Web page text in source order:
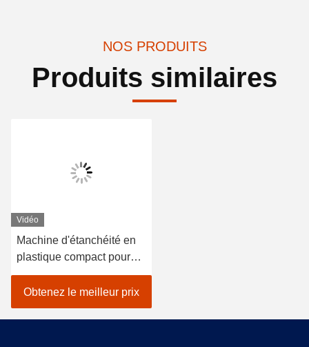
NOS PRODUITS
Produits similaires
Vidéo
Machine d'étanchéité en
plastique compact pour
emballage en ampoules
Taille de l'emballage
300*500mm/400*600mm
Obtenez le meilleur prix